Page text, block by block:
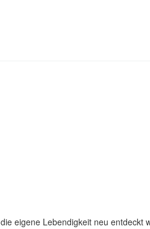
eigene Lebendigkeit neu entdeckt